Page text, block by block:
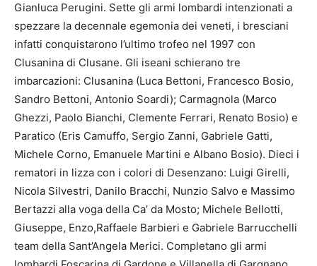
Gianluca Perugini. Sette gli armi lombardi intenzionati a
spezzare la decennale egemonia dei veneti, i bresciani
infatti conquistarono l’ultimo trofeo nel 1997 con
Clusanina di Clusane. Gli iseani schierano tre
imbarcazioni: Clusanina (Luca Bettoni, Francesco Bosio,
Sandro Bettoni, Antonio Soardi); Carmagnola (Marco
Ghezzi, Paolo Bianchi, Clemente Ferrari, Renato Bosio) e
Paratico (Eris Camuffo, Sergio Zanni, Gabriele Gatti,
Michele Corno, Emanuele Martini e Albano Bosio). Dieci i
rematori in lizza con i colori di Desenzano: Luigi Girelli,
Nicola Silvestri, Danilo Bracchi, Nunzio Salvo e Massimo
Bertazzi alla voga della Ca’ da Mosto; Michele Bellotti,
Giuseppe, Enzo,Raffaele Barbieri e Gabriele Barrucchelli
team della Sant’Angela Merici. Completano gli armi